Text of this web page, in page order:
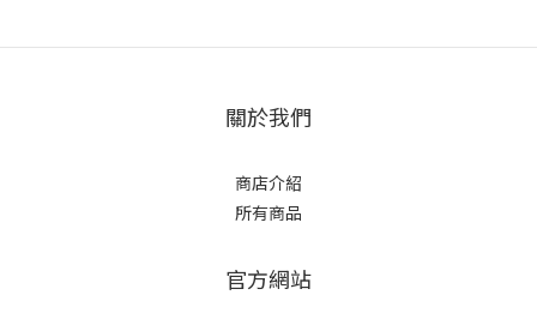
關於我們
商店介紹
所有商品
官方網站